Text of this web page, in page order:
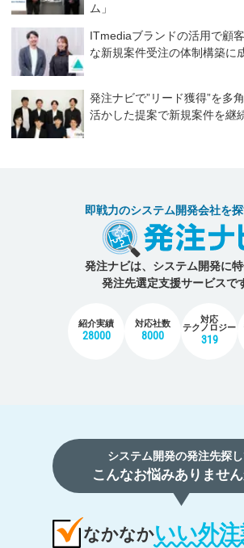
ム」
ITmediaブランドの活用で顧
な新規案件受注の体制構築に
発注ナビで”リード獲得”を多
活かした提案で新規案件を継
即戦力のシステム開発会社を
発注ナビは、システム開発に
発注先選定支援サービスで
紹介実績
28000
対応社数
8000
対応
テクノロジー
319
システム開発の発注先探
こんなお悩みありません
なかなかいい外